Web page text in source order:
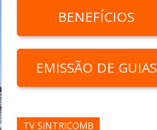
BENEFÍCIOS
EMISSÃO DE GUIAS
TV SINTRICOMB